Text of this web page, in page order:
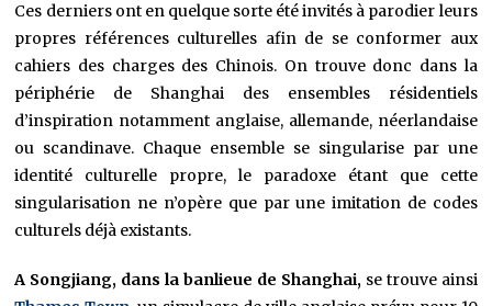
Ces derniers ont en quelque sorte été invités à parodier leurs
propres références culturelles afin de se conformer aux
cahiers des charges des Chinois. On trouve donc dans la
périphérie de Shanghai des ensembles résidentiels
d’inspiration notamment anglaise, allemande, néerlandaise
ou scandinave. Chaque ensemble se singularise par une
identité culturelle propre, le paradoxe étant que cette
singularisation ne n’opère que par une imitation de codes
culturels déjà existants.
A Songjiang, dans la banlieue de Shanghai,se trouve ainsi